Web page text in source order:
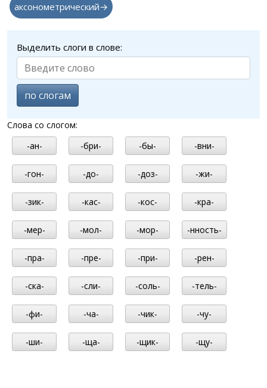
аксонометрический→
Выделить слоги в слове:
по слогам
Слова со слогом:
-ан-
-бри- -бы- -вни-
-гон- -до- -доз- -жи-
-зик- -кас- -кос- -кра-
-мер- -мол- -мор- -нность-
-пра- -пре- -при- -рен-
-ска- -сли- -соль- -тель-
-фи- -ча- -чик- -чу-
-ши- -ща- -щик- -щу-